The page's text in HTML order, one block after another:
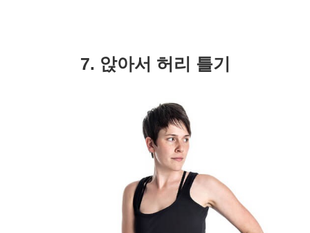
7. 앉아서 허리 틀기